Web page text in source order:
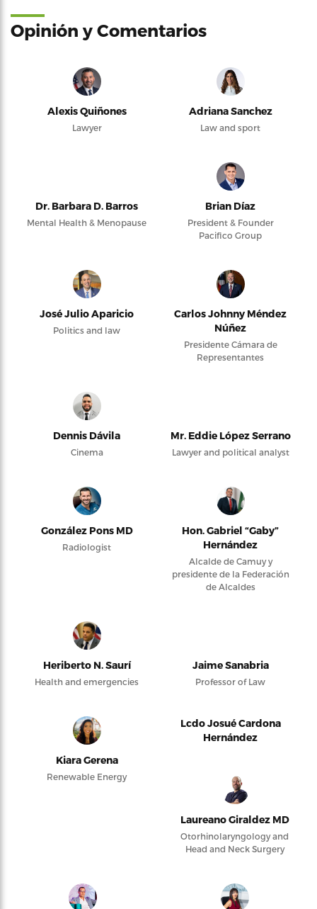
Opinión y Comentarios
Alexis Quiñones
Lawyer
Adriana Sanchez
Law and sport
Dr. Barbara D. Barros
Mental Health & Menopause
Brian Díaz
President & Founder
Pacifico Group
José Julio Aparicio
Politics and law
Carlos Johnny Méndez
Núñez
Presidente Cámara de
Representantes
Dennis Dávila
Cinema
Mr. Eddie López Serrano
Lawyer and political analyst
González Pons MD
Radiologist
Hon. Gabriel “Gaby”
Hernández
Alcalde de Camuy y
presidente de la Federación
de Alcaldes
Heriberto N. Saurí
Health and emergencies
Jaime Sanabria
Professor of Law
Kiara Gerena
Renewable Energy
Lcdo Josué Cardona
Hernández
Laureano Giraldez MD
Otorhinolaryngology and
Head and Neck Surgery